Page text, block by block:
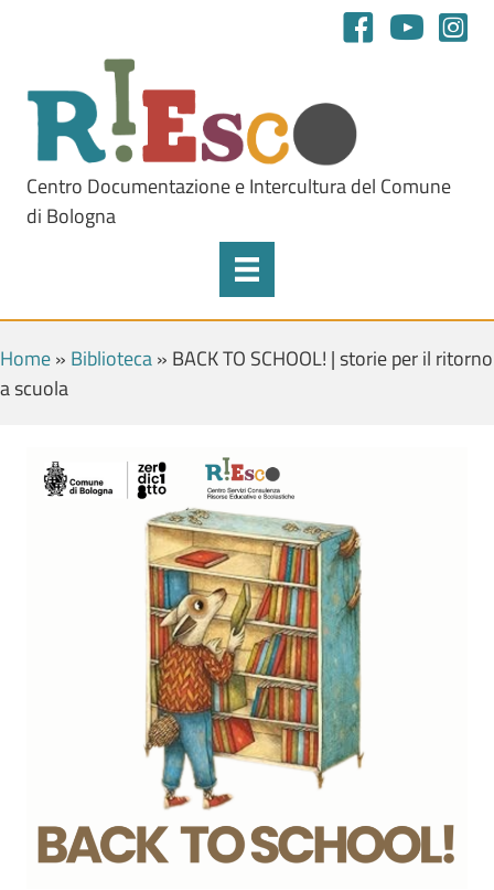
Centro Documentazione e Intercultura del Comune
di Bologna
Home» Biblioteca» BACK TO SCHOOL! | storie per il ritorno
a scuola